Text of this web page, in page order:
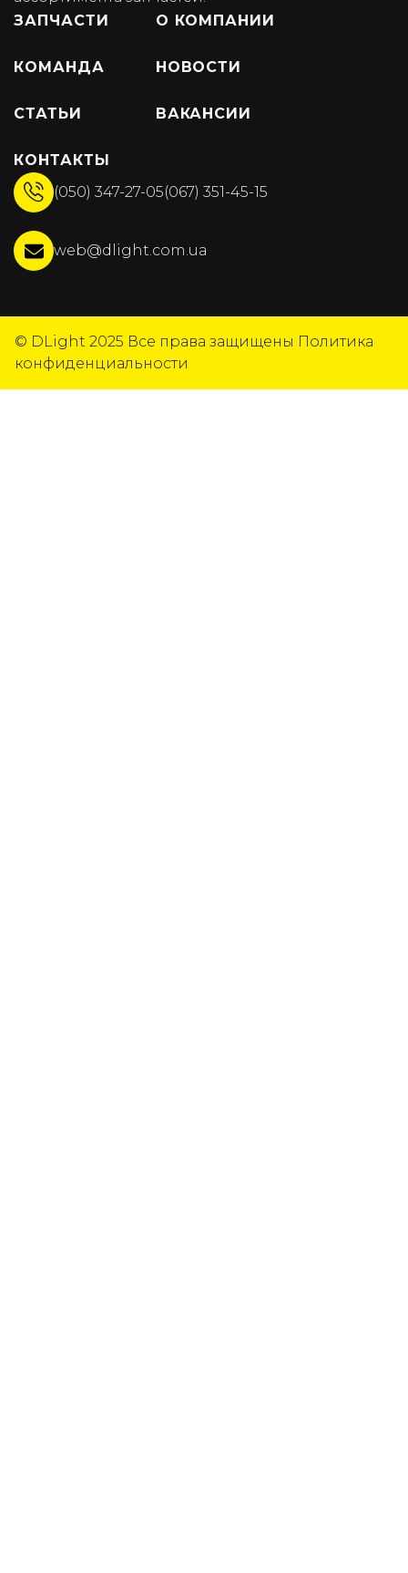
ЗАПЧАСТИ
О КОМПАНИИ
КОМАНДА НОВОСТИ
СТАТЬИ ВАКАНСИИ
КОНТАКТЫ
(050) 347-27-05(067) 351-45-15
web@dlight.com.ua
© DLight 2025 Все права защищены Политика
конфиденциальности